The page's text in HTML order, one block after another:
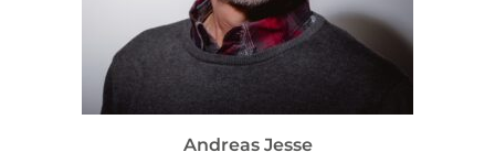
Andreas Jesse